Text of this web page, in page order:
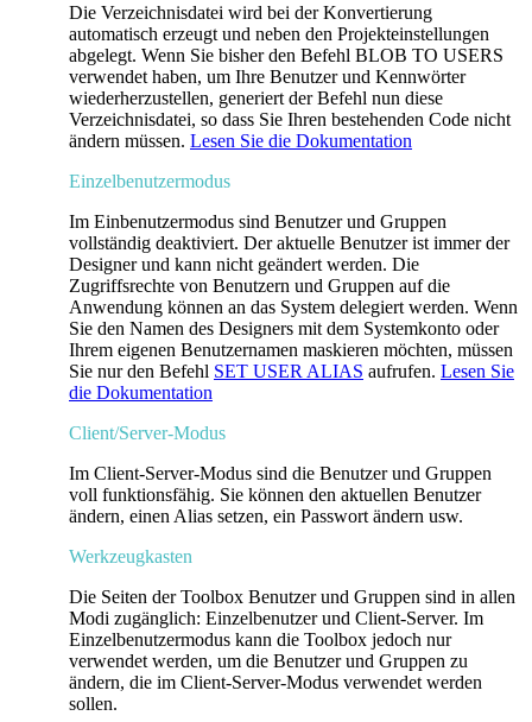
Die Verzeichnisdatei wird bei der Konvertierung
automatisch erzeugt und neben den Projekteinstellungen
abgelegt. Wenn Sie bisher den Befehl BLOB TO USERS
verwendet haben, um Ihre Benutzer und Kennwörter
wiederherzustellen, generiert der Befehl nun diese
Verzeichnisdatei, so dass Sie Ihren bestehenden Code nicht
ändern müssen. Lesen Sie die Dokumentation
Einzelbenutzermodus
Im Einbenutzermodus sind Benutzer und Gruppen
vollständig deaktiviert. Der aktuelle Benutzer ist immer der
Designer und kann nicht geändert werden. Die
Zugriffsrechte von Benutzern und Gruppen auf die
Anwendung können an das System delegiert werden. Wenn
Sie den Namen des Designers mit dem Systemkonto oder
Ihrem eigenen Benutzernamen maskieren möchten, müssen
Sie nur den Befehl SET USER ALIAS aufrufen. Lesen Sie
die Dokumentation
Client/Server-Modus
Im Client-Server-Modus sind die Benutzer und Gruppen
voll funktionsfähig. Sie können den aktuellen Benutzer
ändern, einen Alias setzen, ein Passwort ändern usw.
Werkzeugkasten
Die Seiten der Toolbox Benutzer und Gruppen sind in allen
Modi zugänglich: Einzelbenutzer und Client-Server. Im
Einzelbenutzermodus kann die Toolbox jedoch nur
verwendet werden, um die Benutzer und Gruppen zu
ändern, die im Client-Server-Modus verwendet werden
sollen.